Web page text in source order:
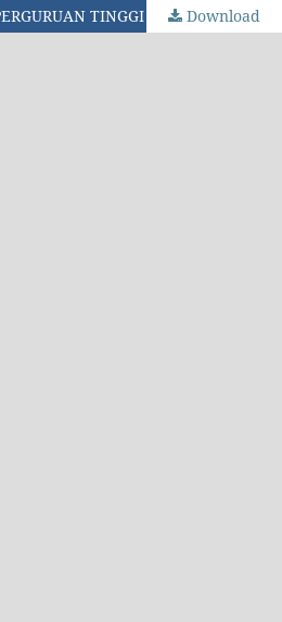
TINGGI Download